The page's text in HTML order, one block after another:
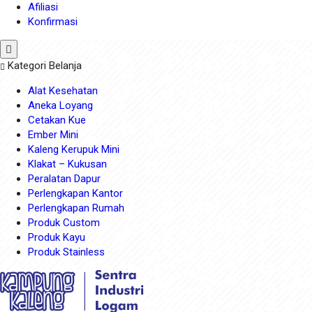
Afiliasi
Konfirmasi
Kategori Belanja
Alat Kesehatan
Aneka Loyang
Cetakan Kue
Ember Mini
Kaleng Kerupuk Mini
Klakat – Kukusan
Peralatan Dapur
Perlengkapan Kantor
Perlengkapan Rumah
Produk Custom
Produk Kayu
Produk Stainless